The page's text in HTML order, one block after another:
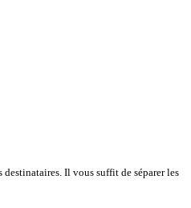
Il vous suffit de séparer les